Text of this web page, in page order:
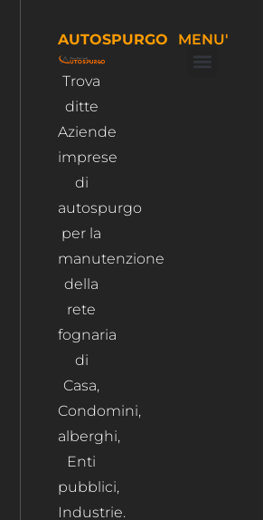
AUTOSPURGO
Trova
ditte
Aziende
imprese
di
autospurgo
per la
manutenzione
della
rete
fognaria
di
Casa,
Condomini,
alberghi,
Enti
pubblici,
Industrie.
MENU'